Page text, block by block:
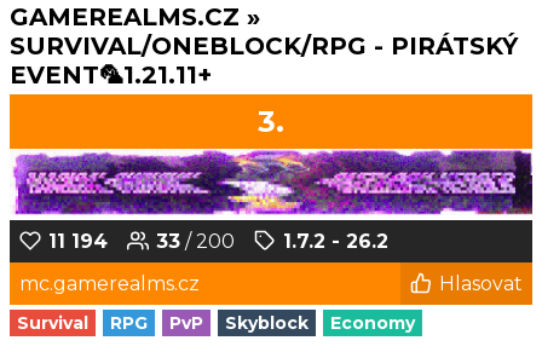
GAMEREALMS.CZ »
SURVIVAL/ONEBLOCK/RPG - PIRÁTSKÝ
EVENT🦜1.21.11+
3.
11 194 33 / 200
1.7.2 - 26.2
mc.gamerealms.cz
Hlasovat
Survival RPG PvP Skyblock Economy